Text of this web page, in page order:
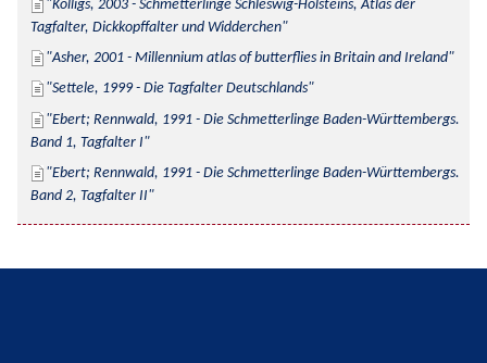
Kolligs, 2003 - Schmetterlinge Schleswig-Holsteins, Atlas der
Tagfalter, Dickkopffalter und Widderchen
Asher, 2001 - Millennium atlas of butterflies in Britain and Ireland
Settele, 1999 - Die Tagfalter Deutschlands
Ebert; Rennwald, 1991 - Die Schmetterlinge Baden-Württembergs.
Band 1, Tagfalter I
Ebert; Rennwald, 1991 - Die Schmetterlinge Baden-Württembergs.
Band 2, Tagfalter II